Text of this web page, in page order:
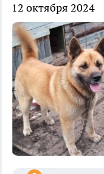
12 октября 2024